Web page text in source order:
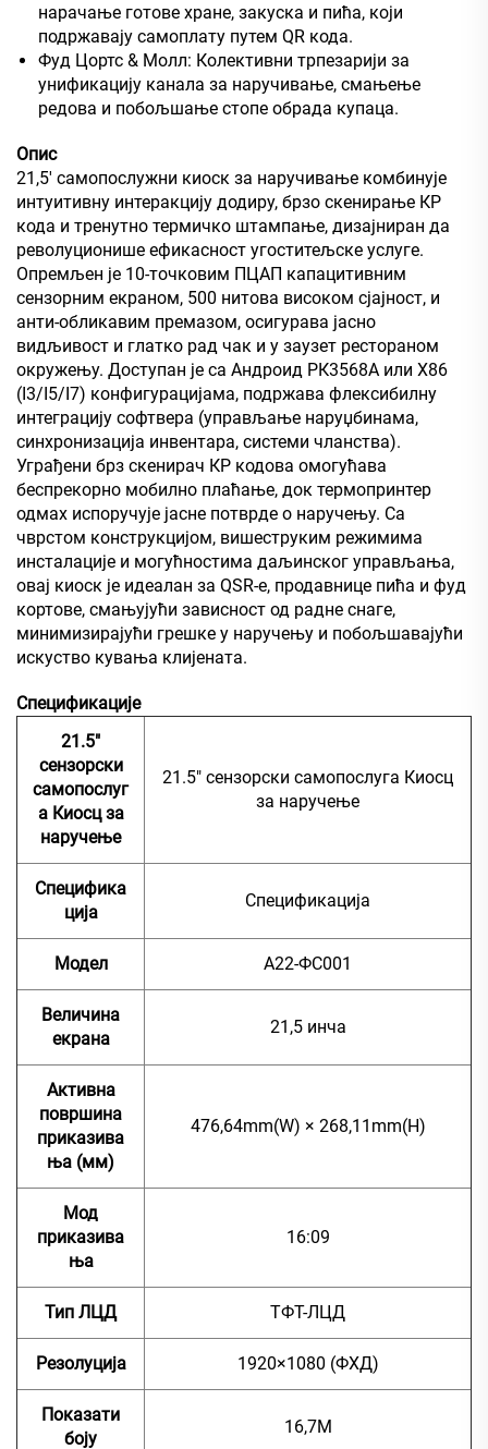
нарачање готове хране, закуска и пића, који
подржавају самоплату путем QR кода.
Фуд Цортс & Молл: Колективни трпезарији за
унификацију канала за наручивање, смањење
редова и побољшање стопе обрада купаца.
Опис
21,5' самопослужни киоск за наручивање комбинује
интуитивну интеракцију додиру, брзо скенирање КР
кода и тренутно термичко штампање, дизајниран да
револуционише ефикасност угоститељске услуге.
Опремљен је 10-точковим ПЦАП капацитивним
сензорним екраном, 500 нитова високом сјајност, и
анти-обликавим премазом, осигурава јасно
видљивост и глатко рад чак и у заузет рестораном
окружењу. Доступан је са Андроид РК3568А или X86
(I3/I5/I7) конфигурацијама, подржава флексибилну
интеграцију софтвера (управљање наруџбинама,
синхронизација инвентара, системи чланства).
Уграђени брз скенирач КР кодова омогућава
беспрекорно мобилно плаћање, док термопринтер
одмах испоручује јасне потврде о наручењу. Са
чврстом конструкцијом, вишеструким режимима
инсталације и могућностима даљинског управљања,
овај киоск је идеалан за QSR-е, продавнице пића и фуд
кортове, смањујући зависност од радне снаге,
минимизирајући грешке у наручењу и побољшавајући
искуство кувања клијената.
Спецификације
21.5"
сензорски
самопослуг
а Киосц за
наручење
21.5" сензорски самопослуга Киосц
за наручење
Специфика
ција
Спецификација
Модел А22-ФС001
Величина
екрана
21,5 инча
Активна
површина
приказива
ња (мм)
476,64mm(W) × 268,11mm(H)
Мод
приказива
ња
16:09
Тип ЛЦД ТФТ-ЛЦД
Резолуција 1920×1080 (ФХД)
Показати
боју
16,7М